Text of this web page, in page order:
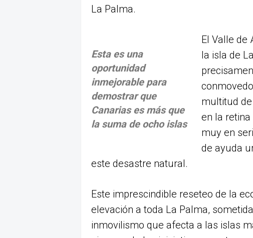
La Palma.
Esta es una
oportunidad
inmejorable para
demostrar que
Canarias es más que
la suma de ocho islas
El Valle de
la isla de
multitud
en la
muy en
de ayuda
este desastre natural.
Este imprescindible reseteo de la
elevación a toda La Palma,
inmovilismo que afecta a las islas